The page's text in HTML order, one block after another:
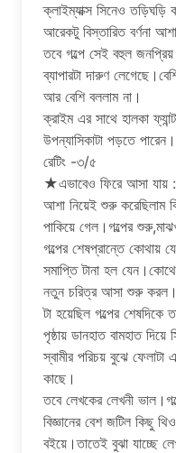
ক্লাইম্যাক্স সিনেও
আরেকটু বিস্তারিত বর্ণনা
তবে গল্পে সেই বহুল জনপ্রিয়
ব্যাপারটা দারুণ
আর বেশি বললাম না।
ক্রাইম এর সাথে হালকা
উপন্যাসিকাটা পড়তে পারেন।
রেটিং -৩/৫
★এভাবেও ফিরে আসা যায় :
আশা নিয়েই শুরু করেছিলাম
পাকিয়ে গেল।গল্পের
গল্পের শেষপ্রান্তে কোথায়
সমাপ্তি টানা হল
নতুন চরিত্র আসা শুরু
টা হয়েছিল গল্পের
পৃষ্ঠায় ডানহাত বামহাত দিয়ে
স্বামীর পরিচয় বুঝে
কাছে।
তবে লেখকের লেখনী
বিজ্ঞানের বেশ জটিল কিছু
বইয়ে।তাতেই বুঝা যাচ্ছে